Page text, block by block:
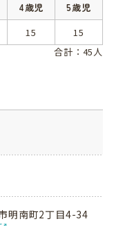
4歳児
5歳児
15
15
合計：45人
明南町2丁目4-34